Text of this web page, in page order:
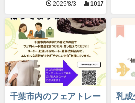
2025/8/3 1017
千葉市内のフェアトレー
乳成